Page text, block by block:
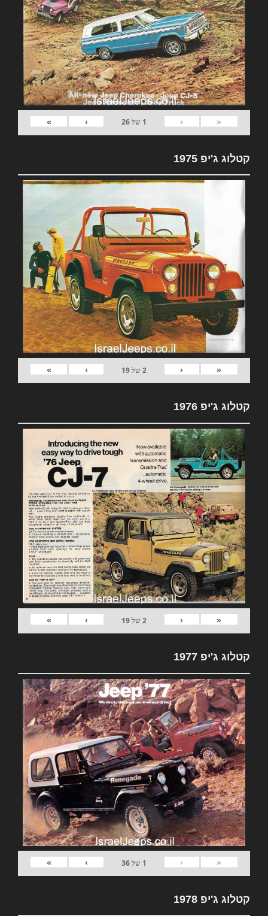
«
‹
1 של26
›
»
קטלוג ג'יפ 1975
«
‹
2של19
›
»
קטלוג ג'יפ 1976
«
‹
2של19
›
»
קטלוג ג'יפ 1977
«
‹
1 של36
›
»
קטלוג ג'יפ 1978